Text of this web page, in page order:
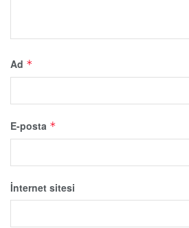
Ad *
E-posta *
İnternet sitesi